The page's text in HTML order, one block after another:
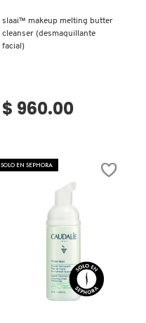
slaai™ makeup melting butter
cleanser (desmaquillante
facial)
$ 960.00
SOLO EN SEPHORA
Ver más